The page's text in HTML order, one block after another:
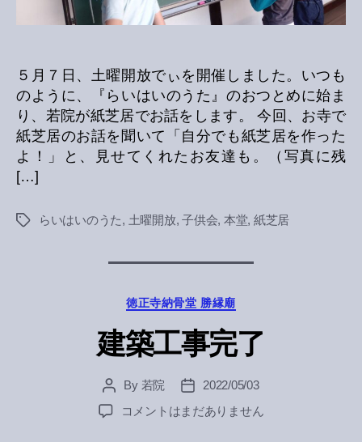
５月７日、土曜開放でぃを開催しました。いつも
のように、『らいはいのうた』のおつとめに始ま
り、若院が紙芝居でお話をします。 今回、お寺で
紙芝居のお話を聞いて「自分でも紙芝居を作った
よ！」と、見せてくれたお友達も。（写真に残
[…]
Tags らいはいのうた, 土曜開放,子供会, 本堂, 紙芝居
Categories
徳正寺納骨堂 勝縁廟
建築工事完了
Post
author
By 若院
Post
date
2022/05/03
建
コメントはまだありません